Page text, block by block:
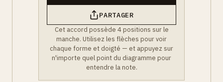
PARTAGER
Cet accord possède 4 positions sur le
manche. Utilisez les flèches pour voir
chaque forme et doigté — et appuyez sur
n'importe quel point du diagramme pour
entendre la note.